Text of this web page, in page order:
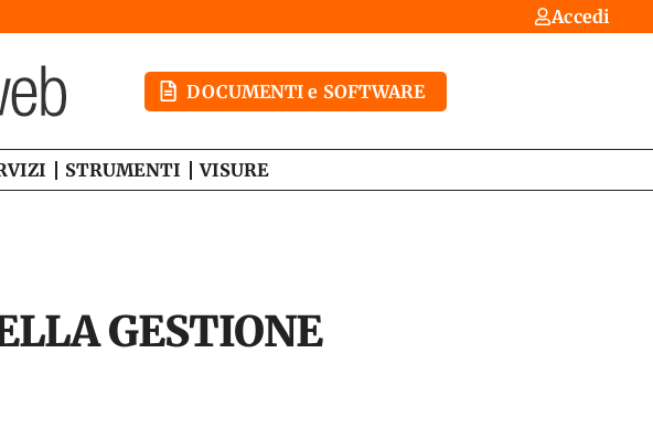
Accedi
DOCUMENTI e SOFTWARE
STRUMENTI VISURE
GESTIONE